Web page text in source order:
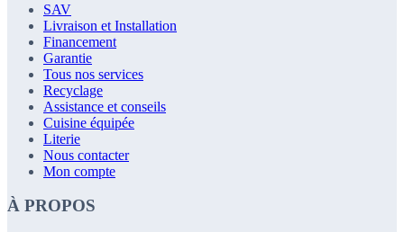
SAV
Livraison et Installation
Financement
Garantie
Tous nos services
Recyclage
Assistance et conseils
Cuisine équipée
Literie
Nous contacter
Mon compte
À PROPOS